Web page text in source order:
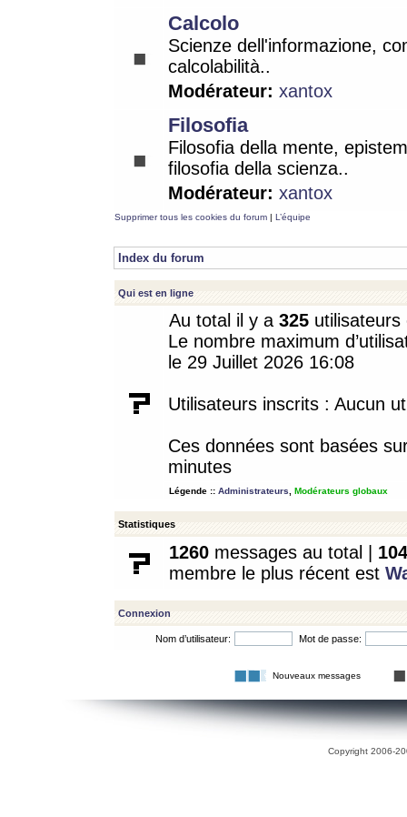
Calcolo
Scienze dell'informazione,
calcolabilità..
Modérateur: xantox
Filosofia
Filosofia della mente,
filosofia della scienza..
Modérateur: xantox
Supprimer tous les cookies du forum | L’équipe
Index du forum
Qui est en ligne
Au total il y a 325
Le nombre maximum
le 29 Juillet 2026 16:08
Utilisateurs inscrits : Aucun
Ces données sont basées
minutes
Légende :: Administrateurs Modérateurs globaux
Statistiques
1260 messages au total | 104
membre le plus récent est
Connexion
Nom d’utilisateur: Mot de passe:
Nouveaux messages
Copyright 2006-